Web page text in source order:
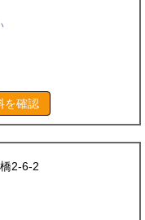
を確認
2-6-2